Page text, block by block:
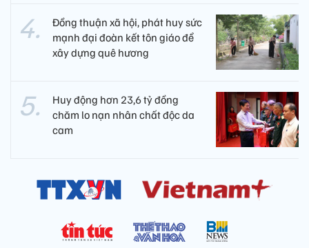
Đồng thuận xã hội, phát huy sức
mạnh đại đoàn kết tôn giáo để
xây dựng quê hương
Huy động hơn 23,6 tỷ đồng
chăm lo nạn nhân chất độc da
cam